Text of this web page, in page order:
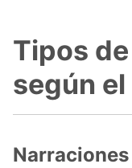
Tipos
según
Narraciones